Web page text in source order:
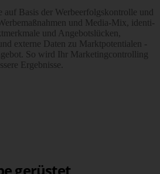
auf Basis der Werbe­­erfolgs­kontrolle und
und Media-Mix, identi­
und Angebots­lücken,
externe Daten zu Markt­­poten­tialen
So wird Ihr Marketing­controlling
Ergebnisse.